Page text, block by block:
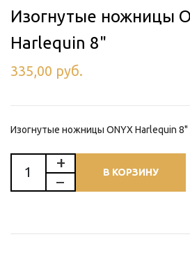
Изогнутые ножницы
Harlequin 8"
335,00 руб.
Изогнутые ножницы ONYX Harlequin 8"
В КОРЗИНУ